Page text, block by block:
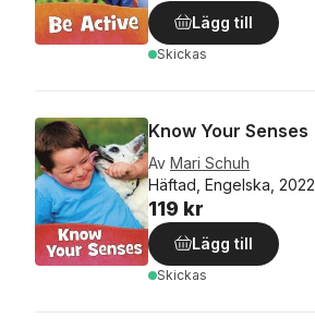
Lägg till
Skickas
Know Your Senses
Av Mari Schuh
Häftad, Engelska, 2022
119 kr
Lägg till
Skickas